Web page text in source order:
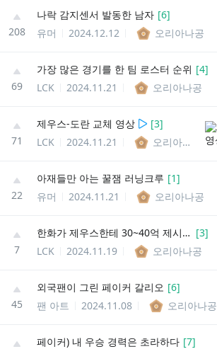
208
나락 감지센서 발동한 남자 [6]
유머
2024.12.12 오리아나공
69
가장 많은 경기를 한 팀 로스터 순위 [4]
LCK
2024.11.21 오리아나공
71
제우스-도란 교체 영상 [3]
LCK
2024.11.21 오리아나공
22
아재들만 아는 꿀잼 러닝크루 [1]
유머
2024.11.21 오리아나공
7
한화가 제우스한테 30~40억 제시했다는데?? [3]
LCK
2024.11.19 오리아나공
45
외국팬이 그린 페이커 갈리오 [6]
팬 아트
2024.11.08 오리아나공
페이커) 내 우승 경력은 초라하다 [7]